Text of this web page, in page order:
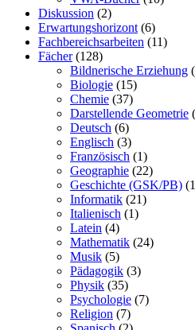
Diskussion (2)
Erwartungshorizont (6)
Fachbereichsarbeiten (11)
Fächer(128)
Bildnerische Erziehung
Biologie (15)
Chemie (37)
Darstellende Geometrie
Deutsch (6)
Englisch (3)
Französisch (1)
Geographie (22)
Geschichte (GSK/PB)
Informatik (21)
Italienisch (1)
Latein (4)
Mathematik (24)
Musik (5)
Pädagogik (3)
Physik (35)
Psychologie (7)
Religion (7)